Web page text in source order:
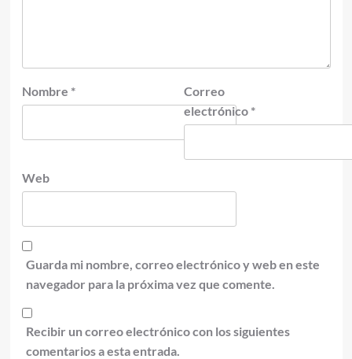
Nombre *
Correo
electrónico *
Web
Guarda mi nombre, correo electrónico y web en este
navegador para la próxima vez que comente.
Recibir un correo electrónico con los siguientes
comentarios a esta entrada.